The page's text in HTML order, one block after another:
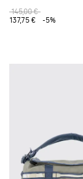
145,00 €
137,75 €
-5%